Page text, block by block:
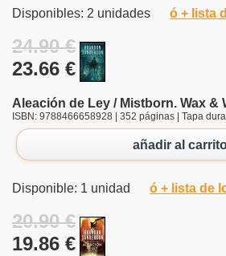
Disponibles: 2 unidades ó + lista
24.90 €
23.66 €
Aleación de Ley / Mistborn. Wax &
ISBN: 9788466658928 | 352 páginas | Tapa
añadir al
Disponible: 1 unidad ó + lista de
20.90 €
19.86 €